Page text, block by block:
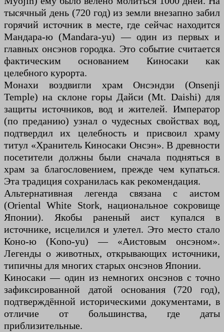
тысячный день (720 год) из земли внезапно забил
горячий источник в месте, где сейчас находится
Мандара-ю (Mandara-yu) — один из первых и
главных онсэнов городка. Это событие считается
фактическим основанием Киносаки как
целебного курорта.
Монахи воздвигли храм Онсэндзи (Onsenji
Temple) на склоне горы Дайси (Mt. Daishi) для
защиты источников, вод и жителей. Император
(по преданию) узнал о чудесных свойствах вод,
подтвердил их целебность и присвоил храму
титул «Хранитель Киносаки Онсэн». В древности
посетители должны были сначала подняться в
храм за благословением, прежде чем купаться.
Эта традиция сохранилась как рекомендация.
Альтернативная легенда связана с аистом
(Oriental White Stork, национальное сокровище
Японии). Якобы раненый аист купался в
источнике, исцелился и улетел. Это место стало
Коно-ю (Kono-yu) — «Аистовым онсэном».
Легенды о животных, открывающих источники,
типичны для многих старых онсэнов Японии.
Киносаки — один из немногих онсэнов с точно
зафиксированной датой основания (720 год),
подтверждённой историческими документами, в
отличие от большинства, где даты
приблизительные.